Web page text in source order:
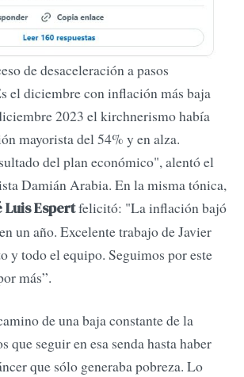
de desaceleración a pasos
el diciembre con inflación más baja
2023 el kirchnerismo había
mayorista del 54% y en alza.
del plan económico", alentó el
Damián Arabia. En la misma tónica,
Luis Espertfelicitó: "La inflación bajó
un año. Excelente trabajo de Javier
y todo el equipo. Seguimos por este
más”.
de una baja constante de la
que seguir en esa senda hasta haber
que sólo generaba pobreza. Lo